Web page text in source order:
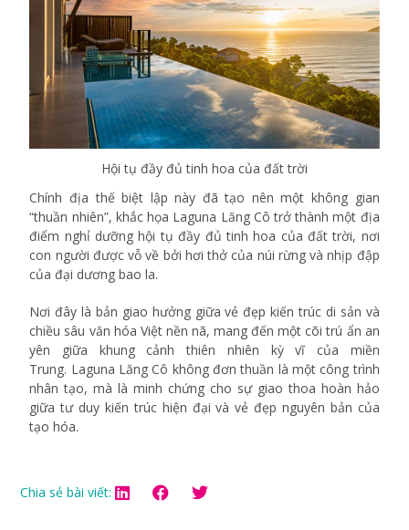
Hội tụ đầy đủ tinh hoa của đất trời
Chính địa thế biệt lập này đã tạo nên một không gian
“thuần nhiên”, khắc họa Laguna Lăng Cô trở thành một địa
điểm nghỉ dưỡng hội tụ đầy đủ tinh hoa của đất trời, nơi
con người được vỗ về bởi hơi thở của núi rừng và nhịp đập
của đại dương bao la.
Nơi đây là bản giao hưởng giữa vẻ đẹp kiến trúc di sản và
chiều sâu văn hóa Việt nền nã, mang đến một cõi trú ẩn an
yên giữa khung cảnh thiên nhiên kỳ vĩ của miền
Trung. Laguna Lăng Cô không đơn thuần là một công trình
nhân tạo, mà là minh chứng cho sự giao thoa hoàn hảo
giữa tư duy kiến trúc hiện đại và vẻ đẹp nguyên bản của
tạo hóa.
Chia sẻ bài viết: